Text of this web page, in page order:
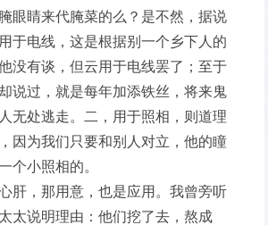
眼睛来代腌菜的么？是不然，据说
于电线，这是根据别一个乡下人的
没有谈，但云用于电线罢了；至于
说过，就是每年加添铁丝，将来鬼
无处逃走。二，用于照相，则道理
因为我们只要和别人对立，他的瞳
个小照相的。
肝，那用意，也是应用。我曾旁听
太说明理由：他们挖了去，熬成